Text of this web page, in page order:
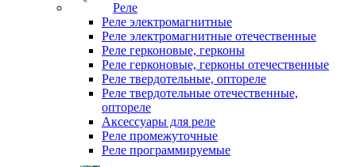
Реле
Реле электромагнитные
Реле электромагнитные отечественные
Реле герконовые, герконы
Реле герконовые, герконы отечественные
Реле твердотельные, оптореле
Реле твердотельные отечественные,
оптореле
Аксессуары для реле
Реле промежуточные
Реле программируемые